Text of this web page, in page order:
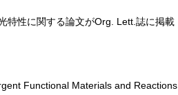
特性に関する論文がOrg. Lett.誌に掲載
Functional Materials and Reactions